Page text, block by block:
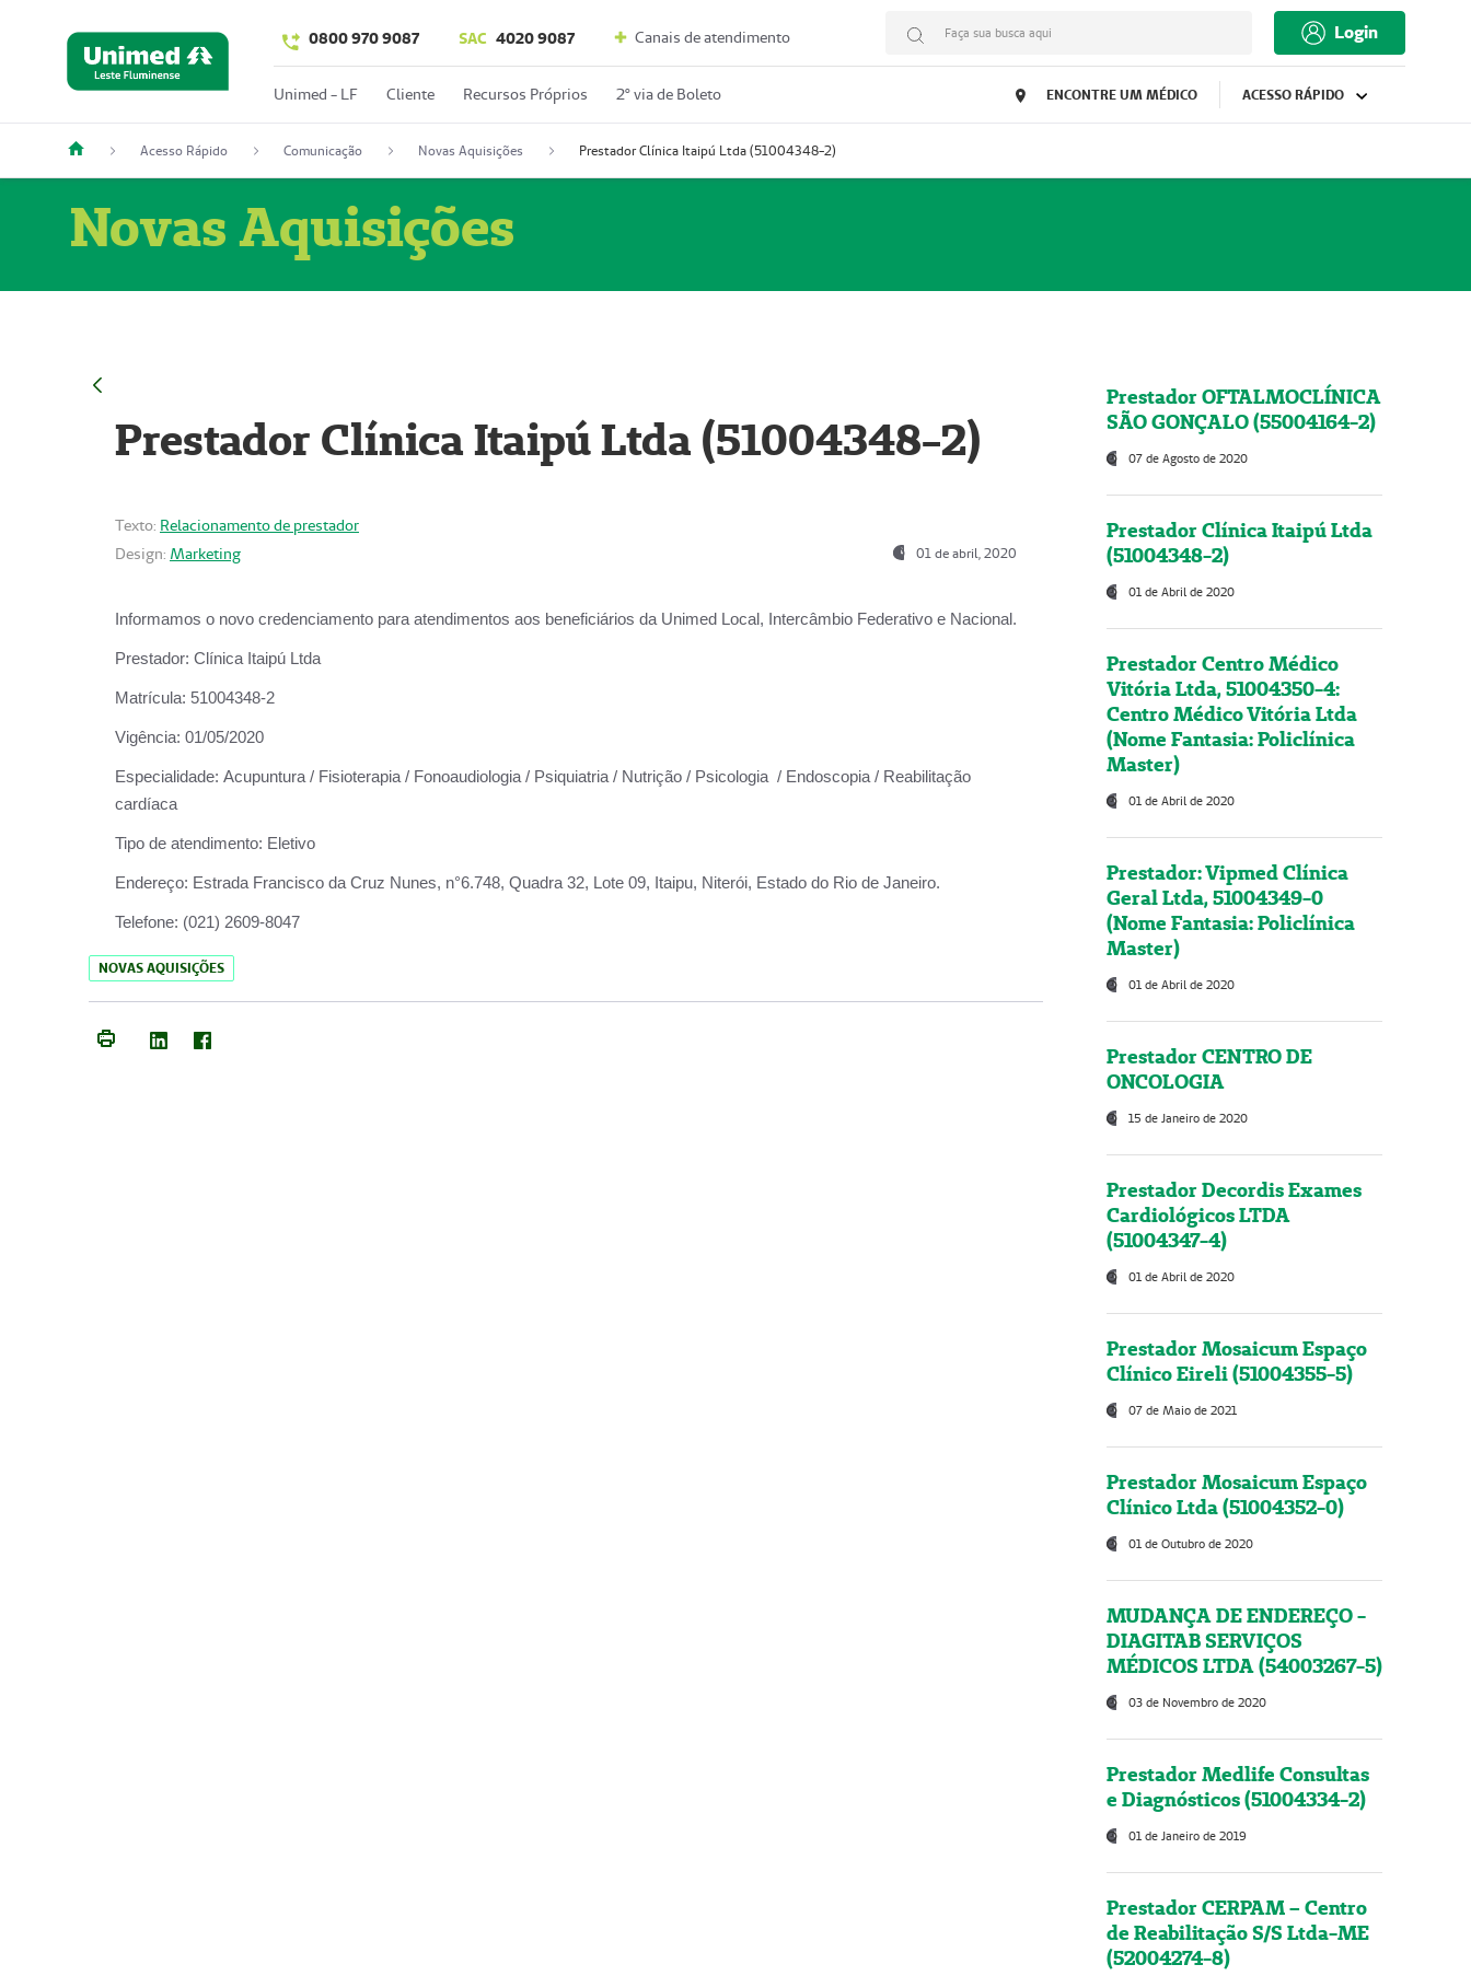
0800 970 9087 SAC 4020 9087 Canais de atendimento Faça sua busca aqui Login
Unimed - LF Cliente Recursos Próprios 2º via de Boleto ENCONTRE UM MÉDICO ACESSO RÁPIDO
Acesso Rápido Comunicação Novas Aquisições Prestador Clínica Itaipú Ltda (51004348-2)
Novas Aquisições
Prestador Clínica Itaipú Ltda (51004348-2)
Texto: Relacionamento de prestador
Design: Marketing 01 de abril, 2020
Informamos o novo credenciamento para atendimentos aos beneficiários da Unimed Local, Intercâmbio Federativo e Nacional.
Prestador: Clínica Itaipú Ltda
Matrícula: 51004348-2
Vigência: 01/05/2020
Especialidade: Acupuntura / Fisioterapia / Fonoaudiologia / Psiquiatria / Nutrição / Psicologia / Endoscopia / Reabilitação
cardíaca
Tipo de atendimento: Eletivo
Endereço: Estrada Francisco da Cruz Nunes, n°6.748, Quadra 32, Lote 09, Itaipu, Niterói, Estado do Rio de Janeiro.
Telefone: (021) 2609-8047
NOVAS AQUISIÇÕES
Prestador OFTALMOCLÍNICA
SÃO GONÇALO (55004164-2)
07 de Agosto de 2020
Prestador Clínica Itaipú Ltda
(51004348-2)
01 de Abril de 2020
Prestador Centro Médico
Vitória Ltda, 51004350-4:
Centro Médico Vitória Ltda
(Nome Fantasia: Policlínica
Master)
01 de Abril de 2020
Prestador: Vipmed Clínica
Geral Ltda, 51004349-0
(Nome Fantasia: Policlínica
Master)
01 de Abril de 2020
Prestador CENTRO DE
ONCOLOGIA
15 de Janeiro de 2020
Prestador Decordis Exames
Cardiológicos LTDA
(51004347-4)
01 de Abril de 2020
Prestador Mosaicum Espaço
Clínico Eireli (51004355-5)
07 de Maio de 2021
Prestador Mosaicum Espaço
Clínico Ltda (51004352-0)
01 de Outubro de 2020
MUDANÇA DE ENDEREÇO -
DIAGITAB SERVIÇOS
MÉDICOS LTDA (54003267-5)
03 de Novembro de 2020
Prestador Medlife Consultas
e Diagnósticos (51004334-2)
01 de Janeiro de 2019
Prestador CERPAM – Centro
de Reabilitação S/S Ltda-ME
(52004274-8)